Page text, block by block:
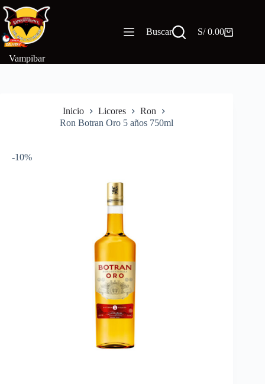
Saltar
contenido
Vampibar
Buscar
Carro
S/0.00
Inicio Licores
Ron
Ron Botran Oro 5 años 750ml
-10%